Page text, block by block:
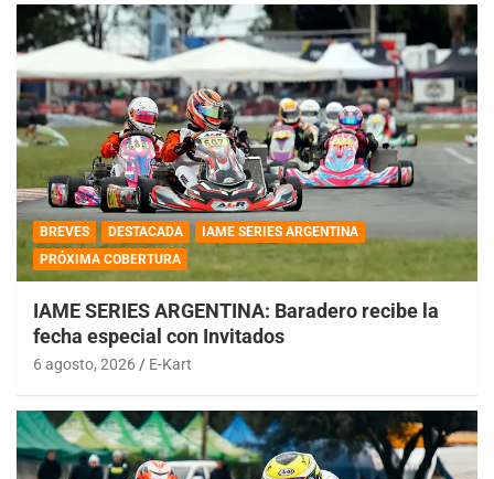
BREVES DESTACADA
IAME SERIES ARGENTINA
PRÓXIMA COBERTURA
IAME SERIES ARGENTINA: Baradero recibe la
fecha especial con Invitados
6 agosto, 2026 E-Kart